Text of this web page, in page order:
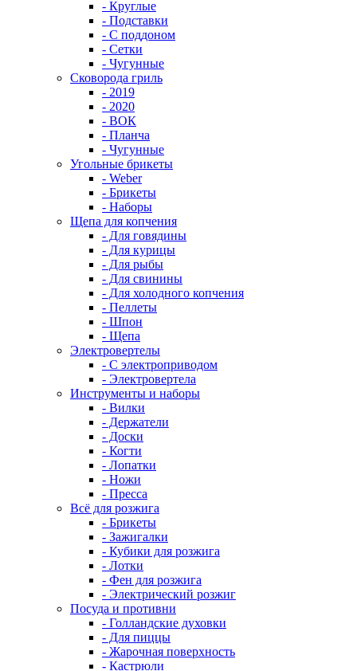
- Круглые
- Подставки
- С поддоном
- Сетки
- Чугунные
Сковорода гриль
- 2019
- 2020
- ВОК
- Планча
- Чугунные
Угольные брикеты
- Weber
- Брикеты
- Наборы
Щепа для копчения
- Для говядины
- Для курицы
- Для рыбы
- Для свинины
- Для холодного копчения
- Пеллеты
- Шпон
- Щепа
Электровертелы
- С электроприводом
- Электровертела
Инструменты и наборы
- Вилки
- Держатели
- Доски
- Когти
- Лопатки
- Ножи
- Пресса
Всё для розжига
- Брикеты
- Зажигалки
- Кубики для розжига
- Лотки
- Фен для розжига
- Электрический розжиг
Посуда и противни
- Голландские духовки
- Для пиццы
- Жарочная поверхность
- Кастрюли